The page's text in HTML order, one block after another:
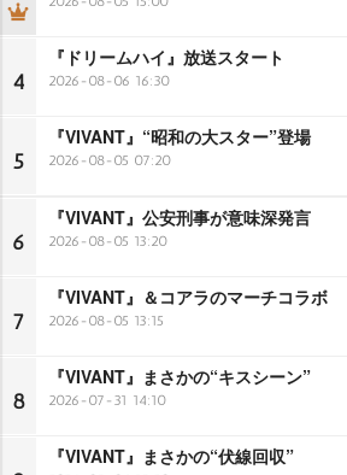
4
『ドリームハイ』放送スタート
2026-08-06 16:30
5
『VIVANT』“昭和の大スター”登場
2026-08-05 07:20
6
『VIVANT』公安刑事が意味深発言
2026-08-05 13:20
7
『VIVANT』＆コアラのマーチコラボ
2026-08-05 13:15
8
『VIVANT』まさかの“キスシーン”
2026-07-31 14:10
『VIVANT』まさかの“伏線回収”